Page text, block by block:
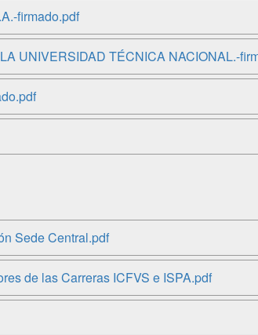
firmado.pdf
UNIVERSIDAD TÉCNICA NACIONAL.-
Sede Central.pdf
de las Carreras ICFVS e ISPA.pdf